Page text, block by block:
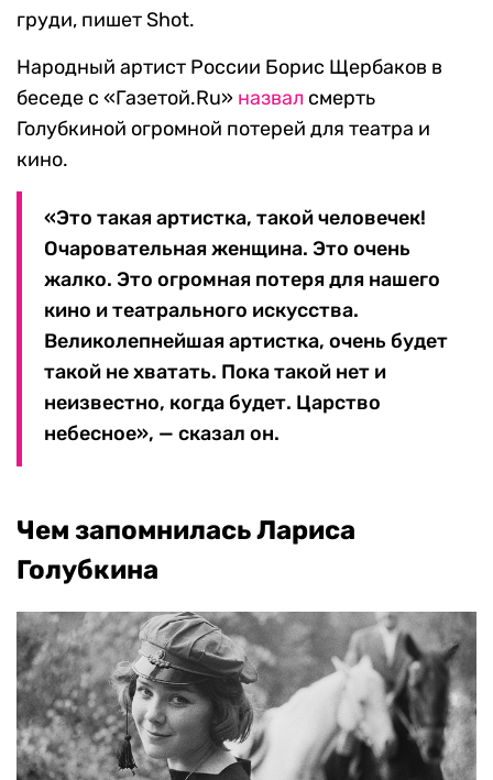
груди, пишет Shot.
Народный артист России Борис Щербаков в
беседе с «Газетой.Ru» назвал смерть
Голубкиной огромной потерей для театра и
кино.
«Это такая артистка, такой человечек!
Очаровательная женщина. Это очень
жалко. Это огромная потеря для нашего
кино и театрального искусства.
Великолепнейшая артистка, очень будет
такой не хватать. Пока такой нет и
неизвестно, когда будет. Царство
небесное», — сказал он.
Чем запомнилась Лариса
Голубкина